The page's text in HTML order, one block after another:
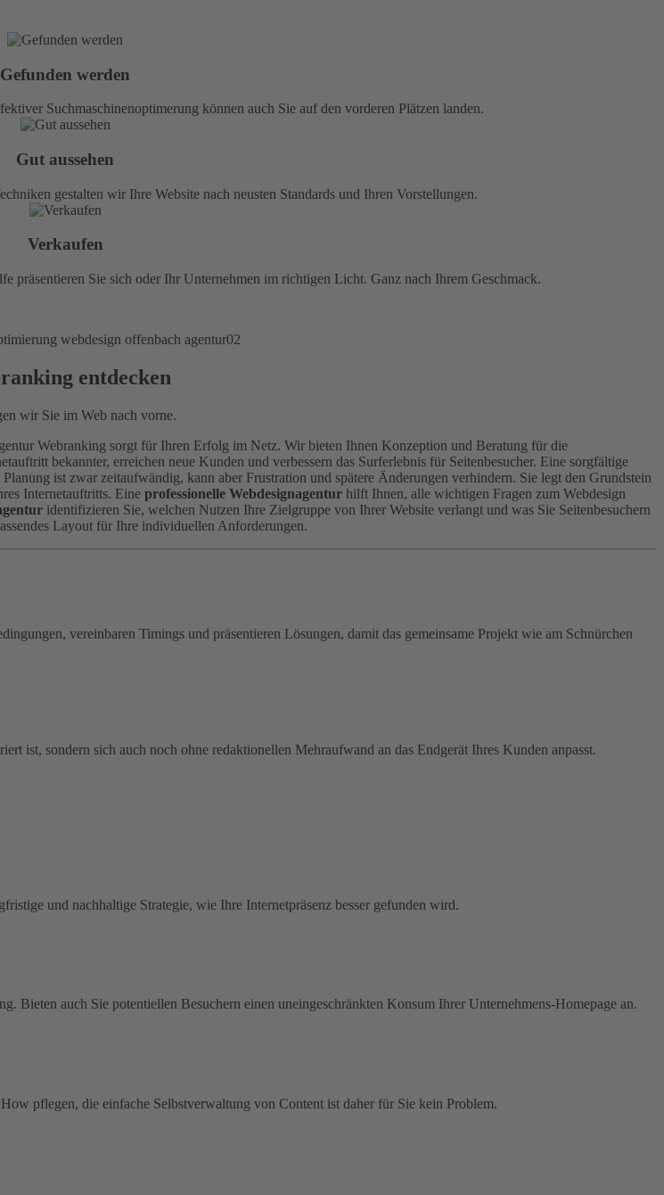
Gefunden werden
Suchmaschinenoptimerung können auch Sie auf den vorderen Plätzen landen.
Gut aussehen
gestalten wir Ihre Website nach neusten Standards und Ihren Vorstellungen.
Verkaufen
präsentieren Sie sich oder Ihr Unternehmen im richtigen Licht. Ganz nach Ihrem Geschmack.
entdecken
wir Sie im Web nach vorne.
Webranking sorgt für Ihren Erfolg im Netz. Wir bieten Ihnen Konzeption und Beratung für die
bekannter, erreichen neue Kunden und verbessern das Surferlebnis für Seitenbesucher. Eine sorgfältige
Planung ist zwar zeitaufwändig, kann aber Frustration und spätere Änderungen verhindern. Sie legt den Grundstein
Internetauftritts. Eine professionelle Webdesignagentur hilft Ihnen, alle wichtigen Fragen zum Webdesign
identifizieren Sie, welchen Nutzen Ihre Zielgruppe von Ihrer Website verlangt und was Sie Seitenbesuchern
Layout für Ihre individuellen Anforderungen.
vereinbaren Timings und präsentieren Lösungen, damit das gemeinsame Projekt wie am Schnürchen
ist, sondern sich auch noch ohne redaktionellen Mehraufwand an das Endgerät Ihres Kunden anpasst.
und nachhaltige Strategie, wie Ihre Internetpräsenz besser gefunden wird.
auch Sie potentiellen Besuchern einen uneingeschränkten Konsum Ihrer Unternehmens-Homepage an.
pflegen, die einfache Selbstverwaltung von Content ist daher für Sie kein Problem.